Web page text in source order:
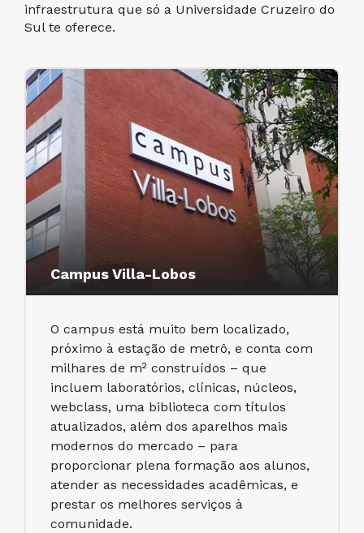
infraestrutura que só a Universidade Cruzeiro do
Sul te oferece.
Campus Villa-Lobos
O campus está muito bem localizado,
próximo à estação de metrô, e conta com
milhares de m² construídos – que
incluem laboratórios, clínicas, núcleos,
webclass, uma biblioteca com títulos
atualizados, além dos aparelhos mais
modernos do mercado – para
proporcionar plena formação aos alunos,
atender as necessidades acadêmicas, e
prestar os melhores serviços à
comunidade.